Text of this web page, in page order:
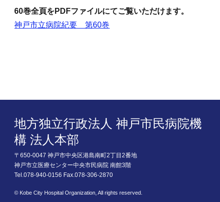
60巻全頁をPDFファイルにてご覧いただけます。
神戸市立病院紀要 第60巻
地方独立行政法人 神戸市民病院機
構 法人本部
〒650-0047 神戸市中央区港島南町2丁目2番地
神戸市立医療センター中央市民病院 南館3階
Tel.078-940-0156 Fax.078-306-2870
© Kobe City Hospital Organization, All rights reserved.